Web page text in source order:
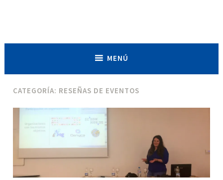
MENÚ
CATEGORÍA: RESEÑAS DE EVENTOS